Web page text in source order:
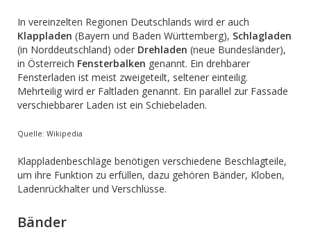
In vereinzelten Regionen Deutschlands wird er auch
Klappladen (Bayern und Baden Württemberg), Schlagladen
(in Norddeutschland) oder Drehladen (neue Bundesländer),
in Österreich Fensterbalken genannt. Ein drehbarer
Fensterladen ist meist zweigeteilt, seltener einteilig.
Mehrteilig wird er Faltladen genannt. Ein parallel zur Fassade
verschiebbarer Laden ist ein Schiebeladen.
Quelle: Wikipedia
Klappladenbeschläge benötigen verschiedene Beschlagteile,
um ihre Funktion zu erfüllen, dazu gehören Bänder, Kloben,
Ladenrückhalter und Verschlüsse.
Bänder